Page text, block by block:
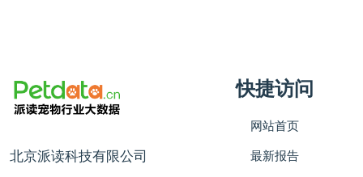
北京派读科技有限公司
快捷访问
网站首页
最新报告